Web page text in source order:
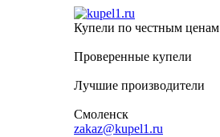
Купели по честным ценам
Проверенные купели
Лучшие производители
Смоленск
zakaz@kupel1.ru